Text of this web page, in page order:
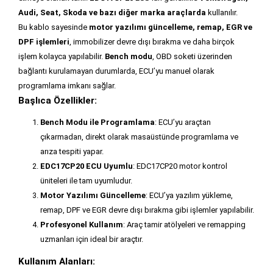
Audi, Seat, Skoda ve bazı diğer marka araçlarda kullanılır.
Bu kablo sayesinde motor yazılımı güncelleme, remap, EGR ve
DPF işlemleri , immobilizer devre dışı bırakma ve daha birçok
işlem kolayca yapılabilir. Bench modu , OBD soketi üzerinden
bağlantı kurulamayan durumlarda, ECU’yu manuel olarak
programlama imkanı sağlar.
Başlıca Özellikler:
Bench Modu ile Programlama: ECU’yu araçtan
çıkarmadan, direkt olarak masaüstünde programlama ve
arıza tespiti yapar.
EDC17CP20 ECU Uyumlu: EDC17CP20 motor kontrol
üniteleri ile tam uyumludur.
Motor Yazılımı Güncelleme: ECU’ya yazılım yükleme,
remap, DPF ve EGR devre dışı bırakma gibi işlemler yapılabilir.
Profesyonel Kullanım: Araç tamir atölyeleri ve remapping
uzmanları için ideal bir araçtır.
Kullanım Alanları: